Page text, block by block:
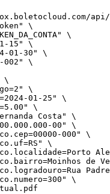
"
\
"
\
15"
\
01-30"
\
002"
\
\
"
\
01-25 "
\
"
\
Costa "
\
00 "
\
000 "
\
"
\
de
Padre
"
\